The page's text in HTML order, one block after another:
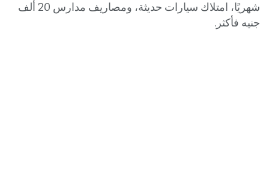
شهريًا، امتلاك سيارات حديثة، ومصاريف مدارس 20 ألف
جنيه فأكثر.